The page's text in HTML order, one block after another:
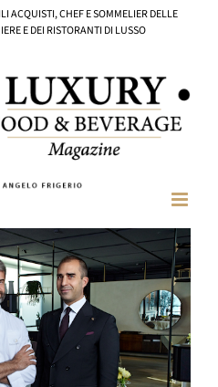
ACQUISTI, CHEF E SOMMELIER DELLE
E DEI RISTORANTI DI LUSSO